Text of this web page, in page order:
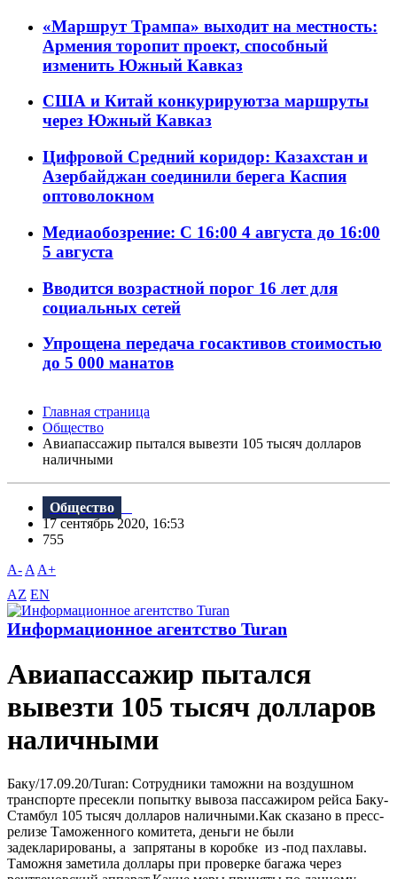
«Маршрут Трампа» выходит на местность:
Армения торопит проект, способный
изменить Южный Кавказ
США и Китай конкурируютза маршруты
через Южный Кавказ
Цифровой Средний коридор: Казахстан и
Азербайджан соединили берега Каспия
оптоволокном
Медиаобозрение: С 16:00 4 августа до 16:00
5 августа
Вводится возрастной порог 16 лет для
социальных сетей
Упрощена передача госактивов стоимостью
до 5 000 манатов
Главная страница
Общество
Авиапассажир пытался вывезти 105 тысяч долларов
наличными
Общество
17 сентябрь 2020, 16:53
755
A- A A+
AZ EN
Информационное агентство Turan
Авиапассажир пытался
вывезти 105 тысяч долларов
наличными
Баку/17.09.20/Turan: Сотрудники таможни на воздушном
транспорте пресекли попытку вывоза пассажиром рейса Баку-
Стамбул 105 тысяч долларов наличными.Как сказано в пресс-
релизе Таможенного комитета, деньги не были
задекларированы, а запрятаны в коробке из -под пахлавы.
Таможня заметила доллары при проверке багажа через